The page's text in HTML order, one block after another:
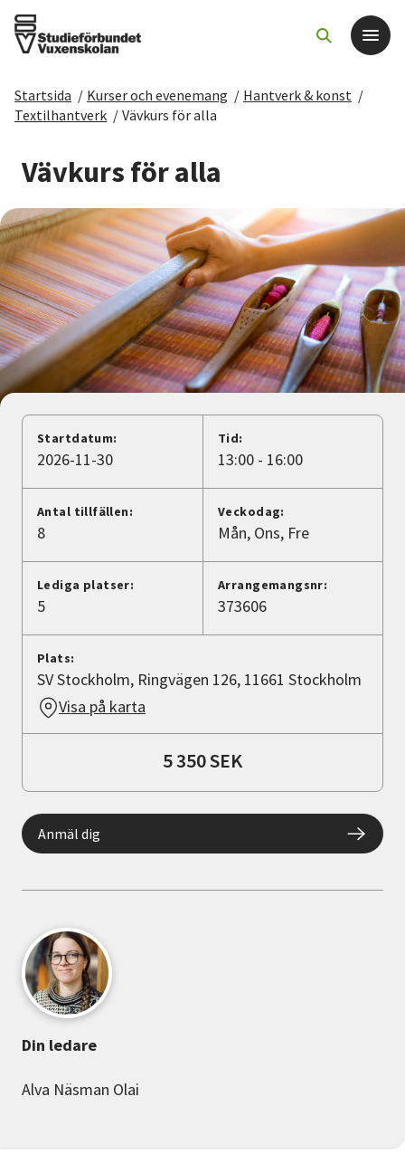
Det här gör vi
För dig som
Sök kurser och evenemang
Om SV
Starta studiecirkel
Cirkelledare
Nyheter
Avdelningar
Lyssna
Startsida / Kurser och evenemang / Hantverk & konst /
Textilhantverk / Vävkurs för alla
Vävkurs för alla
Startdatum:
2026-11-30
Tid:
13:00 - 16:00
Antal tillfällen:
8
Veckodag:
Mån Ons Fre
Lediga platser:
5
Arrangemangsnr:
373606
Plats:
SV Stockholm, Ringvägen 126, 11661 Stockholm
Visa på karta
5 350 SEK
Anmäl dig
Din ledare
Alva Näsman Olai